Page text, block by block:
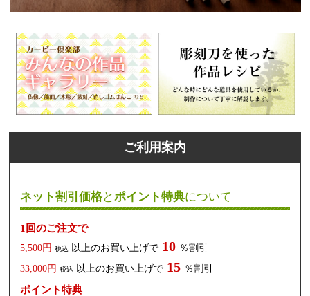
ご利用案内
ネット割引価格とポイント特典について
1回のご注文で
5,500円 税込 以上のお買い上げで 10 ％割引
33,000円 税込 以上のお買い上げで 15 ％割引
ポイント特典